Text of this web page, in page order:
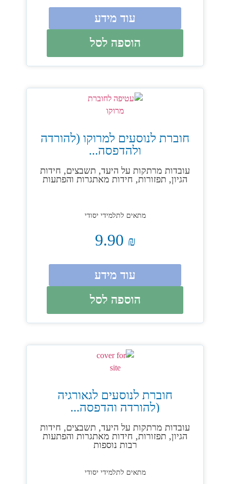
עוד מידע
הוספה לסל
חוברת לנוסעים למרוקו (להורדה
ולהדפסה...
עובדות מרתקות על היעד, תשבצים, חידות
הגיון, תפזורות, חידות מאתגרות והפתעות
מתאים לתלמידי יסודי
₪
עוד מידע
הוספה לסל
חוברת לנוסעים לגאורגיה
(להורדה והדפסה...
עובדות מרתקות על היעד, תשבצים, חידות
הגיון, תפזורות, חידות מאתגרות והפתעות
רבות נוספות
מתאים לתלמידי יסודי